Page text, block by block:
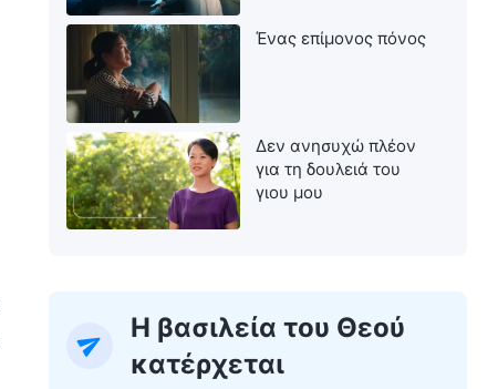
Ένας επίμονος πόνος
Δεν ανησυχώ πλέον
για τη δουλειά του
γιου μου
Η βασιλεία του Θεού
κατέρχεται